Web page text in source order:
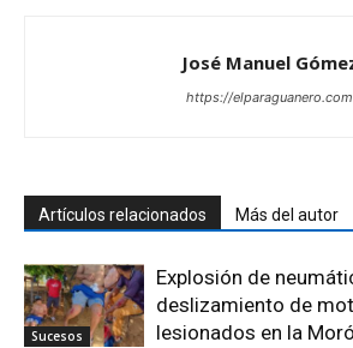
José Manuel
https://elparaguanero.com
Artículos relacionados Más del autor
Sucesos
Explosión de
deslizamiento de
lesionados en la